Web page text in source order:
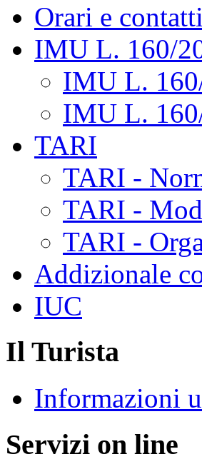
Orari e contatti
IMU L. 160/
IMU L.
IMU L.
TARI
TARI -
TARI -
TARI -
Addizionale
IUC
Il Turista
Informazioni
Servizi on line